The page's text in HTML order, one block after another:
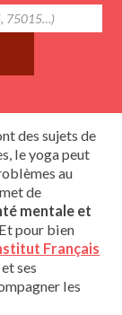
yoga
de l’IFY
des sujets de
le yoga peut
au
de
mentale et
pour bien
Français
ses
les